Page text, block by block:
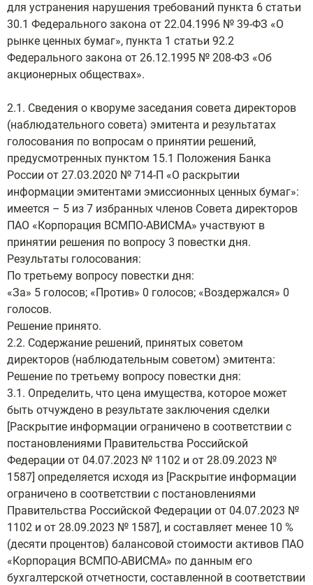
для устранения нарушения требований пункта 6 статьи
30.1 Федерального закона от 22.04.1996 № 39-ФЗ «О
рынке ценных бумаг», пункта 1 статьи 92.2
Федерального закона от 26.12.1995 № 208-ФЗ «Об
акционерных обществах».
2.1. Сведения о кворуме заседания совета директоров
(наблюдательного совета) эмитента и результатах
голосования по вопросам о принятии решений,
предусмотренных пунктом 15.1 Положения Банка
России от 27.03.2020 № 714-П «О раскрытии
информации эмитентами эмиссионных ценных бумаг»:
имеется – 5 из 7 избранных членов Совета директоров
ПАО «Корпорация ВСМПО-АВИСМА» участвуют в
принятии решения по вопросу 3 повестки дня.
Результаты голосования:
По третьему вопросу повестки дня:
«За» 5 голосов; «Против» 0 голосов; «Воздержался» 0
голосов.
Решение принято.
2.2. Содержание решений, принятых советом
директоров (наблюдательным советом) эмитента:
Решение по третьему вопросу повестки дня:
3.1. Определить, что цена имущества, которое может
быть отчуждено в результате заключения сделки
[Раскрытие информации ограничено в соответствии с
постановлениями Правительства Российской
Федерации от 04.07.2023 № 1102 и от 28.09.2023 №
1587] определяется исходя из [Раскрытие информации
ограничено в соответствии с постановлениями
Правительства Российской Федерации от 04.07.2023 №
1102 и от 28.09.2023 № 1587], и составляет менее 10 %
(десяти процентов) балансовой стоимости активов ПАО
«Корпорация ВСМПО-АВИСМА» по данным его
бухгалтерской отчетности, составленной в соответствии